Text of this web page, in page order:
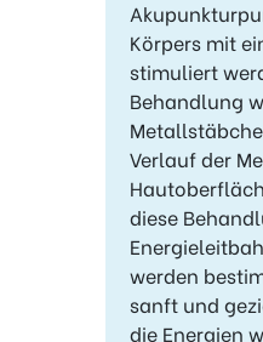
Körpers mit
stimuliert
Behandlung
Verlauf der
diese
werden
sanft und
die Energien